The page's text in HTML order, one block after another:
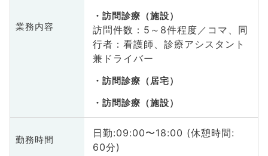
業務内容
訪問診療（施設）
訪問件数：5～8件程度／コマ、同
行者：看護師、診療アシスタント
兼ドライバー
訪問診療（居宅）
訪問診療（施設）
勤務時間
日勤:09:00〜18:00 (休憩時間:
60分)